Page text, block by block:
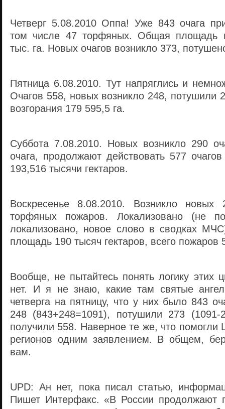
Четверг 5.08.2010 Оппа! Уже 843 очага
том числе 47 торфяных. Общая площадь
тыс. га. Новых очагов возникло 373,
Пятница 6.08.2010. Тут напряглись и
Очагов 558, новых возникло 248,
возгорания 179 595,5 га.
Суббота 7.08.2010. Новых возникло 290
очага, продолжают действовать 577
193,516 тысячи гектаров.
Воскресенье 8.08.2010. Возникло
торфяных пожаров. Локализовано (не
локализовано, новое слово в сводках
площадь 190 тысяч гектаров, всего пожаров
Вообще, не пытайтесь понять логику этих
нет. И я не знаю, какие там святые
четверга на пятницу, что у них было 843
248 (843+248=1091), потушили 273 (1091-
получили 558. Наверное те же, что помогли
регионов одним заявлением. В общем,
вам.
UPD: Ан нет, пока писал статью,
Пишет Интерфакс. «В России продолжают